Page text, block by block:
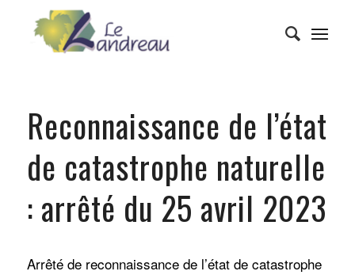
Reconnaissance de l’état
de catastrophe naturelle
: arrêté du 25 avril 2023
Arrêté de reconnaissance de l’état de catastrophe